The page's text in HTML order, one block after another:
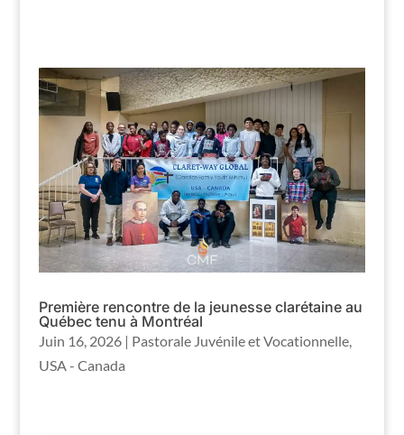
Première rencontre de la jeunesse clarétaine au
Québec tenu à Montréal
Juin 16, 2026| Pastorale Juvénile et Vocationnelle,
USA - Canada